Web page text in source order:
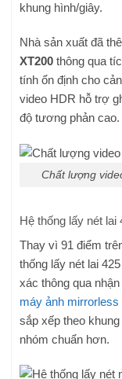
khung hình/giây.
Nhà sản xuất đã
XT200 thông qua
tính ổn định cho
video HDR hỗ trợ
độ tương phản cao.
Chất lượng
Hệ thống lấy nét lai
Thay vì 91 điểm
thống lấy nét lai
xác thông qua
máy ảnh mirrorless
sắp xếp theo
nhóm chuẩn hơn.